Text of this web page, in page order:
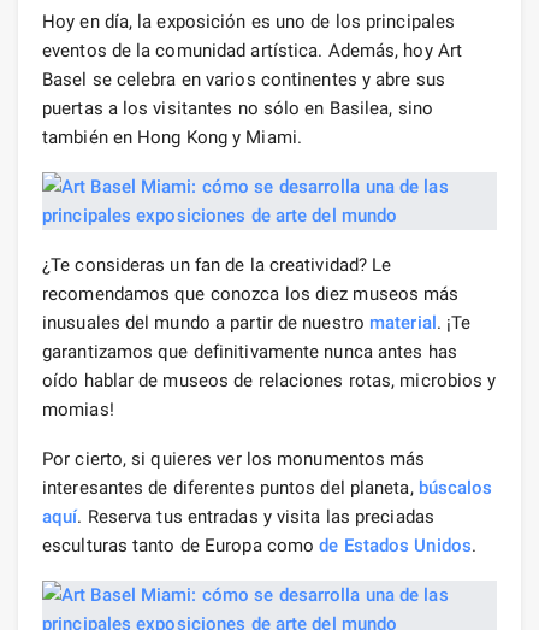
Hoy en día, la exposición es uno de los principales
eventos de la comunidad artística. Además, hoy Art
Basel se celebra en varios continentes y abre sus
puertas a los visitantes no sólo en Basilea, sino
también en Hong Kong y Miami.
¿Te consideras un fan de la creatividad? Le
recomendamos que conozca los diez museos más
inusuales del mundo a partir de nuestro material. ¡Te
garantizamos que definitivamente nunca antes has
oído hablar de museos de relaciones rotas, microbios y
momias!
Por cierto, si quieres ver los monumentos más
interesantes de diferentes puntos del planeta, búscalos
aquí. Reserva tus entradas y visita las preciadas
esculturas tanto de Europa comode Estados Unidos.